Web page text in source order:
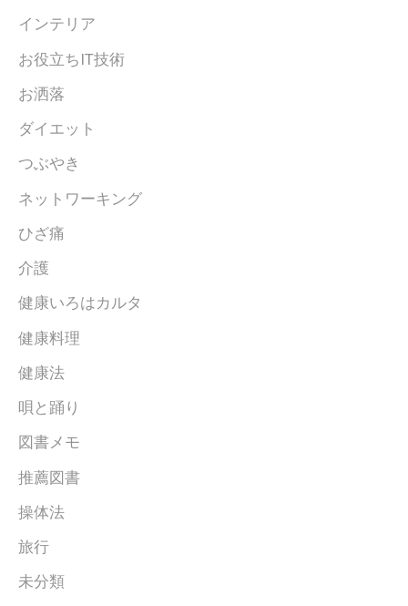
インテリア
お役立ちIT技術
お洒落
ダイエット
つぶやき
ネットワーキング
ひざ痛
介護
健康いろはカルタ
健康料理
健康法
唄と踊り
図書メモ
推薦図書
操体法
旅行
未分類